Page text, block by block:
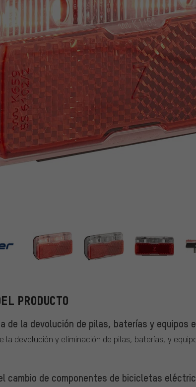
busch+müller
PRODUCTO
de la devolución de pilas, baterías y equipos
la devolución y eliminación de pilas, baterías, y
cambio de componentes de bicicletas